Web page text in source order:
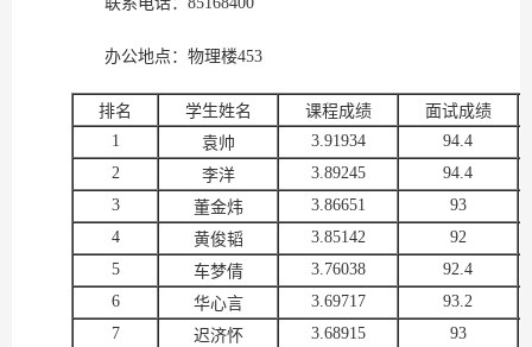
办公地点：物理楼453
排名 学生姓名 课程成绩 面试成绩
1
袁帅 3.91934
94.4
2
李洋 3.89245
94.4
3
董金炜 3.86651
93
4
黄俊韬 3.85142
92
5
车梦倩 3.76038
92.4
6
华心言 3.69717
93.2
7
迟济怀 3.68915
93